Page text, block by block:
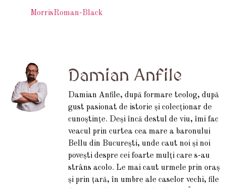
MorrisRoman-Black
Damian Anfile
Damian Anfile, după formare teolog, după
gust pasionat de istorie și colecționar de
cunoștințe. Deși încă destul de viu, îmi fac
veacul prin curtea cea mare a baronului
Bellu din București, unde caut noi și noi
povești despre cei foarte mulți care s-au
strâns acolo. Le mai caut urmele prin oraș
și prin țară, în umbre ale caselor vechi, file